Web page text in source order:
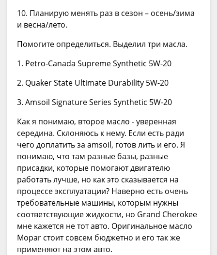
10. Планирую менять раз в сезон – осень/зима
и весна/лето.
Помогите определиться. Выделил три масла.
1. Petro-Canada Supreme Synthetic 5W-20
2. Quaker State Ultimate Durability 5W-20
3. Amsoil Signature Series Synthetic 5W-20
Как я понимаю, второе масло - уверенная
середина. Склоняюсь к нему. Если есть ради
чего доплатить за amsoil, готов лить и его. Я
понимаю, что там разные базы, разные
присадки, которые помогают двигателю
работать лучше, но как это сказывается на
процессе эксплуатации? Наверно есть очень
требовательные машины, которым нужны
соответствующие жидкости, но Grand Cherokee
мне кажется не тот авто. Оригинальное масло
Mopar стоит совсем бюджетно и его так же
применяют на этом авто.